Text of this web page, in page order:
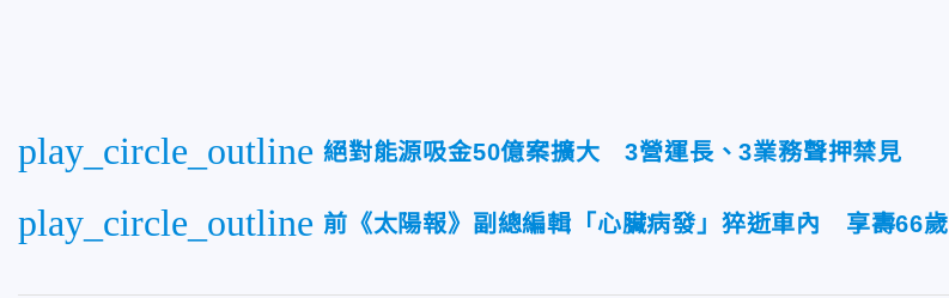
play_circle_outline 絕對能源吸金50億案擴大 3營運長、3業務聲押禁見
play_circle_outline 前《太陽報》副總編輯「心臟病發」猝逝車內 享壽66歲